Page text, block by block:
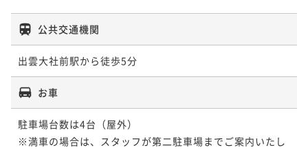
公共交通機関
出雲大社前駅から徒歩5分
お車
駐車場台数は4台（屋外）
※満車の場合は、スタッフが第二駐車場までご案内いたし